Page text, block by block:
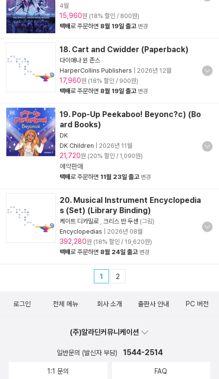
4월
15,960원 (18% 할인 / 800원)
택배로 주문하면 8월 19일 출고 변경
18. Cart and Cwidder (Paperback)
다이애나 윈 존스
HarperCollins Publishers
2026년 12월
17,960원 (18% 할인 / 900원)
택배로 주문하면 8월 19일 출고 변경
19. Pop-Up Peekaboo! Beyonc?c) (Bo
ard Books)
DK
DK Children
2026년 11월
21,720원 (20% 할인 / 1,090원)
예약판매
택배로 주문하면 11월 23일 출고 변경
20. Musical Instrument Encyclopedia
s (Set) (Library Binding)
케이트 디카밀로 크리스 반 두센 (그림)
Encyclopedias
2026년 08월
392,280원 (18% 할인 / 19,620원)
택배로 주문하면 8월 24일 출고 변경
1 2
로그인 전체 메뉴 회사 소개 출판사 안내 PC 버전
(주)알라딘커뮤니케이션
일반문의 (발신자 부담) 1544-2514
1:1 문의 FAQ